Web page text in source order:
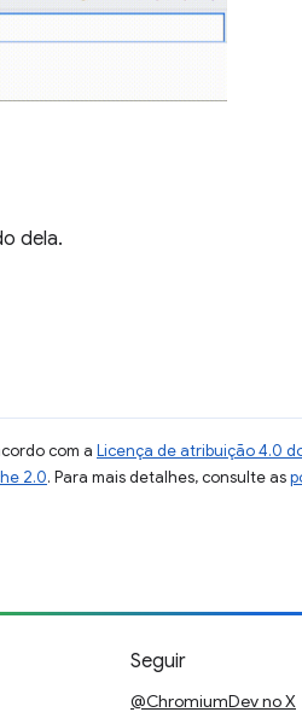
dela.
com a Licença de atribuição 4.0
2.0. Para mais detalhes, consulte as
Seguir
@ChromiumDev no X